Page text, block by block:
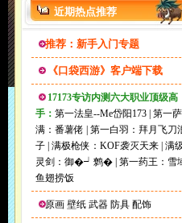
近期热点推荐
推荐：新手入门专题
《口袋西游》客户端下载
17173专访内测六大职业顶级高
手：第一法皇--Me岱阳173 |第一萨
满：番薯佬
|第一白羽：拜月飞刀
子 |满极枪侠：KOF袭灭天来 |满
灵剑：御�┙鹩� |第一药王：雪
鱼翅捞饭
原画 壁纸 武器 防具 配饰